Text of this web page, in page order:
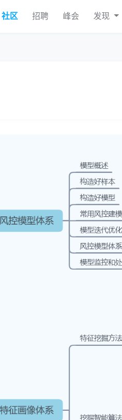
社区 招聘 峰会 发现